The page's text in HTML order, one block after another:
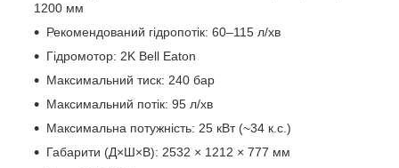
1200 мм
Рекомендований гідропотік: 60–115 л/хв
Гідромотор: 2K Bell Eaton
Максимальний тиск: 240 бар
Максимальний потік: 95 л/хв
Максимальна потужність: 25 кВт (~34 к.с.)
Габарити (Д×Ш×В): 2532 × 1212 × 777 мм